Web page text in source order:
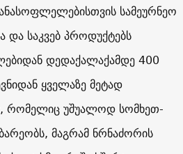
სამეურნეო
და საკვებ პროდუქტებს
დედაქალაქამდე 400
ყველაზე მეტად
უშუალოდ სომხეთ-
მაგრამ ნრნაძორის